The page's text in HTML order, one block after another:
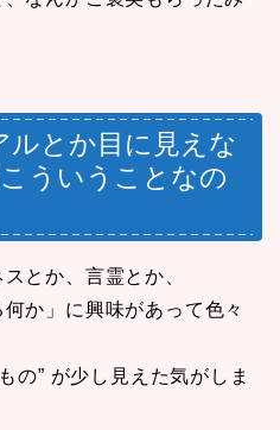
とか目に見えな
ういうことなの
とか、言霊とか、
か」に興味があって色々
の” が少し見えた気がしま